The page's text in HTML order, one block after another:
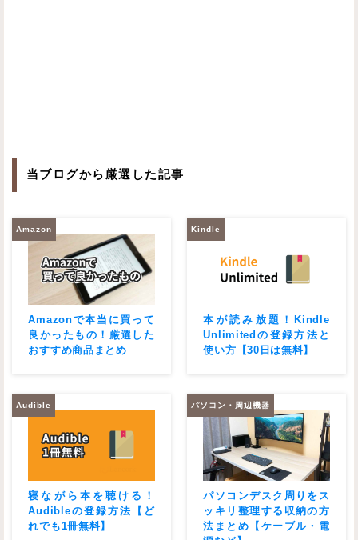
当ブログから厳選した記事
Amazon
Amazonで本当に買って
良かったもの！厳選した
おすすめ商品まとめ
Kindle
本が読み放題！Kindle
Unlimitedの登録方法と
使い方【30日は無料】
Audible
寝ながら本を聴ける！
Audibleの登録方法【ど
れでも1冊無料】
パソコン・周辺機器
パソコンデスク周りをス
ッキリ整理する収納の方
法まとめ【ケーブル・電